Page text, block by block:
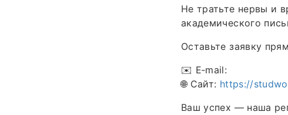
Не тратьте нервы и
академического
Оставьте заявку
✉️ E‑mail:
🌐 Сайт: https://
Ваш успех — наша